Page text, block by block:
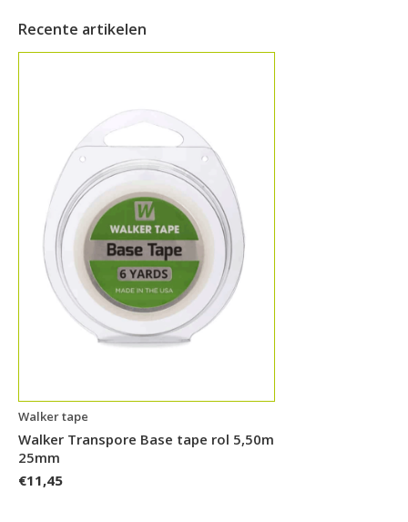
Recente artikelen
Walker tape
Walker Transpore Base tape rol 5,50m
25mm
€11,45